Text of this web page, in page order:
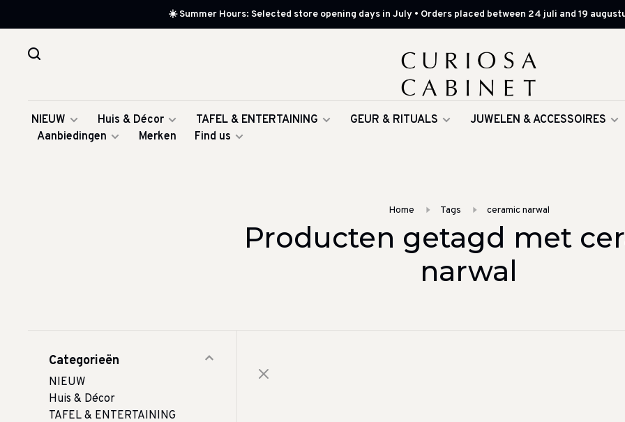
☀️ Summer Hours: Selected store opening days in July • Orders placed between 24 juli and 19
NIEUW Huis & Décor TAFEL & ENTERTAINING GEUR & RITUALS JUWELEN & ACCESSOIRES
Aanbiedingen
Merken Find us
Home Tags ceramic narwal
Producten getagd met
narwal
Categorieën
NIEUW
Huis & Décor
TAFEL & ENTERTAINING